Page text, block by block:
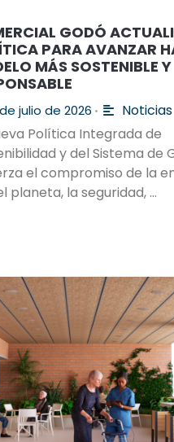
GODÓ
PARA AVANZAR
MÁS SOSTENIBLE Y
julio de 2026 •
Noticias
Política Integrada de
y del Sistema de
el compromiso de la
planeta, la seguridad, …